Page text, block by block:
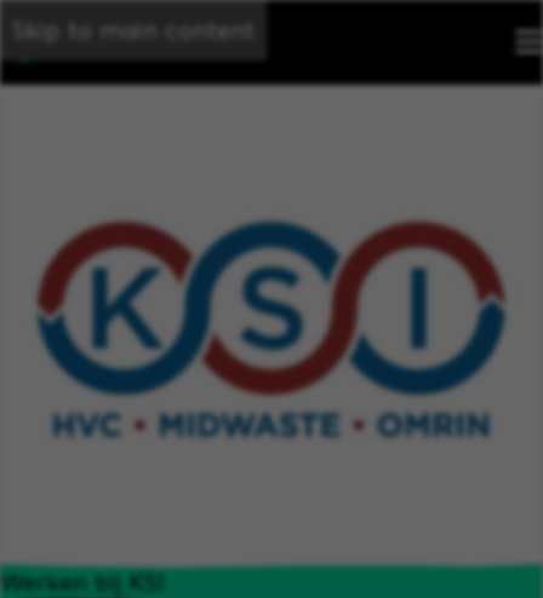
Skip to main content
Werken bij KSI